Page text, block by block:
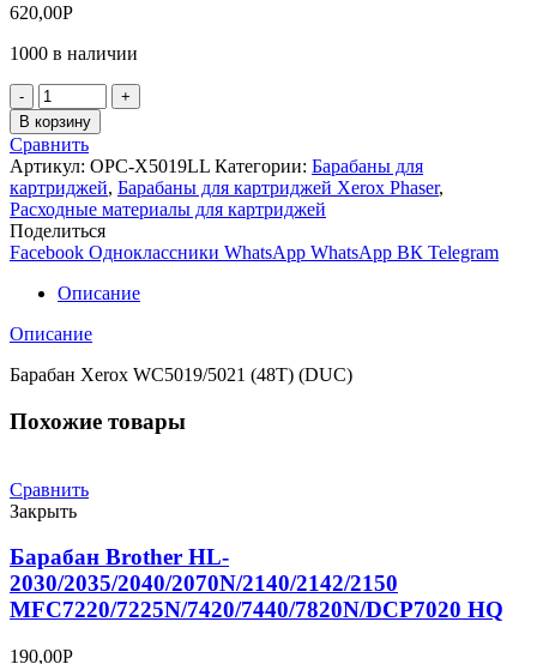
620,00Р
1000 в наличии
Количество
товара
Барабан
Xerox
WC5019/5021
(48T)
Long
Life
В корзину
Сравнить
Артикул: OPC-X5019LL Категории: Барабаны для
картриджей, Барабаны для картриджей Xerox Phaser,
Расходные материалы для картриджей
Поделиться
Facebook Одноклассники WhatsApp WhatsApp ВК Telegram
Описание
Описание
Барабан Xerox WC5019/5021 (48T) (DUC)
Похожие товары
Сравнить
Закрыть
Барабан Brother HL-
2030/2035/2040/2070N/2140/2142/2150
MFC7220/7225N/7420/7440/7820N/DCP7020 HQ
190,00Р